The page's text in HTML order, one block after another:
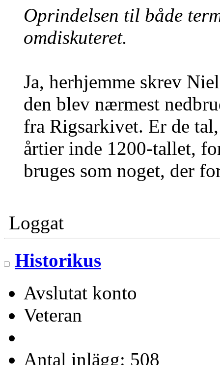
Oprindelsen til både
omdiskuteret.
Ja, herhjemme skrev
den blev nærmest
fra Rigsarkivet. Er de
årtier inde 1200-tallet,
bruges som noget, der
Loggat
Historikus
Avslutat konto
Veteran
Antal inlägg: 508